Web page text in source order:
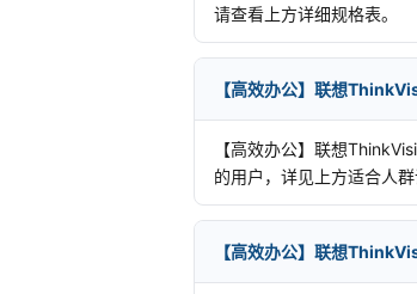
请查看上方详细规格表。
【高效办公】联想
【高效办公】联想
的用户，详见上方适合人群
【高效办公】联想